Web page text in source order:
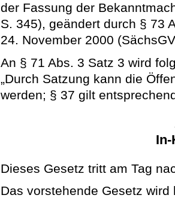
der Fassung der
S. 345), geändert durch § 73
24. November 2000
An § 71 Abs. 3 Satz 3 wird
„Durch Satzung kann die
werden; § 37 gilt
Dieses Gesetz tritt am Tag
Das vorstehende Gesetz